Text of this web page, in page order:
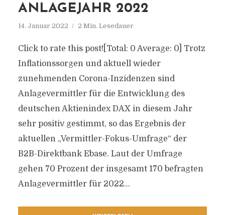
ANLAGEJAHR 2022
14. Januar 2022 2 Min. Lesedauer
Click to rate this post![Total: 0 Average: 0] Trotz
Inflationssorgen und aktuell wieder
zunehmenden Corona-Inzidenzen sind
Anlagevermittler für die Entwicklung des
deutschen Aktienindex DAX in diesem Jahr
sehr positiv gestimmt, so das Ergebnis der
aktuellen „Vermittler-Fokus-Umfrage“ der
B2B-Direktbank Ebase. Laut der Umfrage
gehen 70 Prozent der insgesamt 170 befragten
Anlagevermittler für 2022...